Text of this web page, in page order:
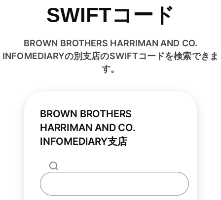
SWIFTコード
BROWN BROTHERS HARRIMAN AND CO.
INFOMEDIARYの別支店のSWIFTコードを検索できま
す。
BROWN BROTHERS
HARRIMAN AND CO.
INFOMEDIARY支店